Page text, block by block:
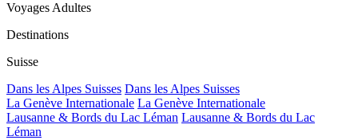
Voyages Adultes
Destinations
Suisse
Dans les Alpes Suisses Dans les Alpes Suisses
La Genève Internationale La Genève Internationale
Lausanne & Bords du Lac Léman Lausanne & Bords du Lac
Léman